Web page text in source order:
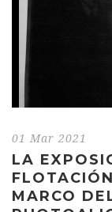
01 Mar 2021
LA
MARCO